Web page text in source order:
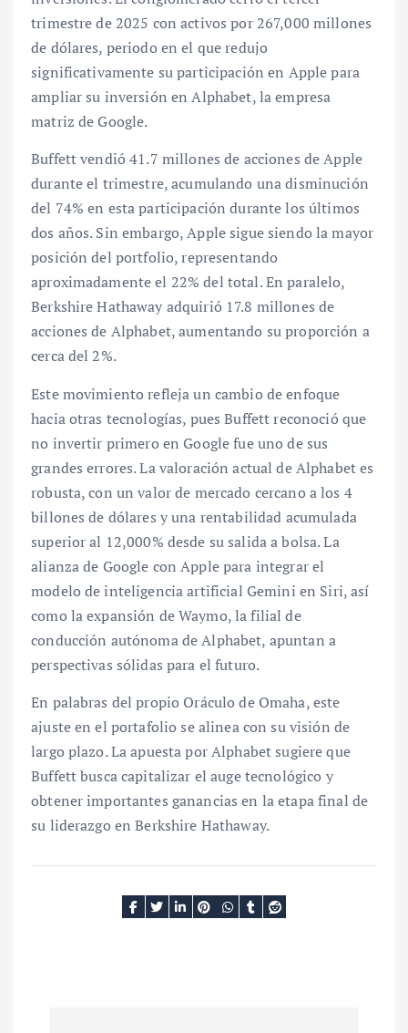
trimestre de 2025 con activos por 267,000 millones
de dólares, periodo en el que redujo
significativamente su participación en Apple para
ampliar su inversión en Alphabet, la empresa
matriz de Google.
Buffett vendió 41.7 millones de acciones de Apple
durante el trimestre, acumulando una disminución
del 74% en esta participación durante los últimos
dos años. Sin embargo, Apple sigue siendo la mayor
posición del portfolio, representando
aproximadamente el 22% del total. En paralelo,
Berkshire Hathaway adquirió 17.8 millones de
acciones de Alphabet, aumentando su proporción a
cerca del 2%.
Este movimiento refleja un cambio de enfoque
hacia otras tecnologías, pues Buffett reconoció que
no invertir primero en Google fue uno de sus
grandes errores. La valoración actual de Alphabet es
robusta, con un valor de mercado cercano a los 4
billones de dólares y una rentabilidad acumulada
superior al 12,000% desde su salida a bolsa. La
alianza de Google con Apple para integrar el
modelo de inteligencia artificial Gemini en Siri, así
como la expansión de Waymo, la filial de
conducción autónoma de Alphabet, apuntan a
perspectivas sólidas para el futuro.
En palabras del propio Oráculo de Omaha, este
ajuste en el portafolio se alinea con su visión de
largo plazo. La apuesta por Alphabet sugiere que
Buffett busca capitalizar el auge tecnológico y
obtener importantes ganancias en la etapa final de
su liderazgo en Berkshire Hathaway.